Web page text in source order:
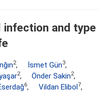
and type
2, İsmet Gün3,
2, Önder Sakin2,
6, Vildan Elibol7,